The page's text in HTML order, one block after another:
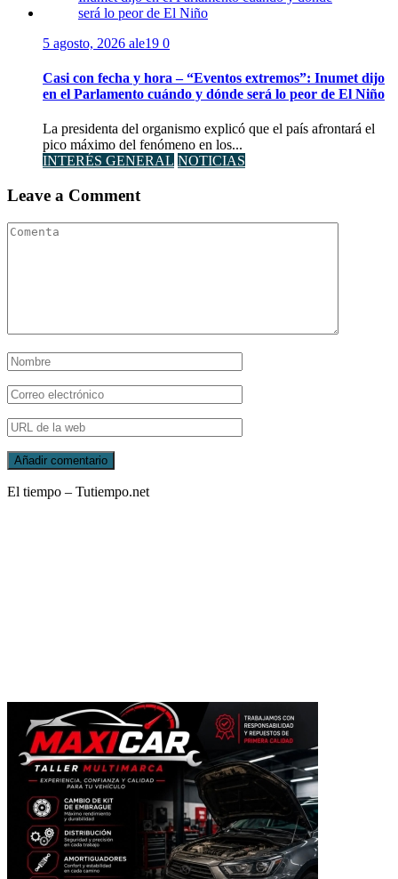
5 agosto, 2026 ale19 0
Casi con fecha y hora – “Eventos extremos”: Inumet dijo
en el Parlamento cuándo y dónde será lo peor de El Niño
La presidenta del organismo explicó que el país afrontará el
pico máximo del fenómeno en los...
INTERÉS GENERAL NOTICIAS
Leave a Comment
El tiempo – Tutiempo.net